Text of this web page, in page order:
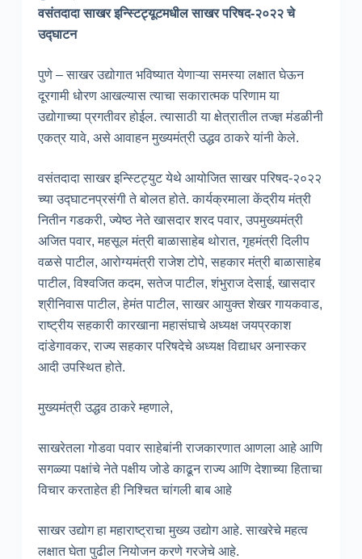
वसंतदादा साखर इन्स्टिट्यूटमधील साखर परिषद-२०२२ चे
उद्घाटन
पुणे – साखर उद्योगात भविष्यात येणाऱ्या समस्या लक्षात घेऊन
दूरगामी धोरण आखल्यास त्याचा सकारात्मक परिणाम या
उद्योगाच्या प्रगतीवर होईल. त्यासाठी या क्षेत्रातील तज्ज्ञ मंडळीनी
एकत्र यावे, असे आवाहन मुख्यमंत्री उद्धव ठाकरे यांनी केले.
वसंतदादा साखर इन्स्टिट्युट येथे आयोजित साखर परिषद-२०२२
च्या उद्घाटनप्रसंगी ते बोलत होते. कार्यक्रमाला केंद्रीय मंत्री
नितीन गडकरी, ज्येष्ठ नेते खासदार शरद पवार, उपमुख्यमंत्री
अजित पवार, महसूल मंत्री बाळासाहेब थोरात, गृहमंत्री दिलीप
वळसे पाटील, आरोग्यमंत्री राजेश टोपे, सहकार मंत्री बाळासाहेब
पाटील, विश्वजित कदम, सतेज पाटील, शंभुराज देसाई, खासदार
श्रीनिवास पाटील, हेमंत पाटील, साखर आयुक्त शेखर गायकवाड,
राष्ट्रीय सहकारी कारखाना महासंघाचे अध्यक्ष जयप्रकाश
दांडेगावकर, राज्य सहकार परिषदेचे अध्यक्ष विद्याधर अनास्कर
आदी उपस्थित होते.
मुख्यमंत्री उद्धव ठाकरे म्हणाले,
साखरेतला गोडवा पवार साहेबांनी राजकारणात आणला आहे आणि
सगळ्या पक्षांचे नेते पक्षीय जोडे काढून राज्य आणि देशाच्या हिताचा
विचार करताहेत ही निश्चित चांगली बाब आहे
साखर उद्योग हा महाराष्ट्राचा मुख्य उद्योग आहे. साखरेचे महत्व
लक्षात घेता पुढील नियोजन करणे गरजेचे आहे.